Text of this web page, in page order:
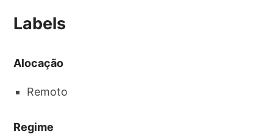
Labels
Alocação
Remoto
Regime